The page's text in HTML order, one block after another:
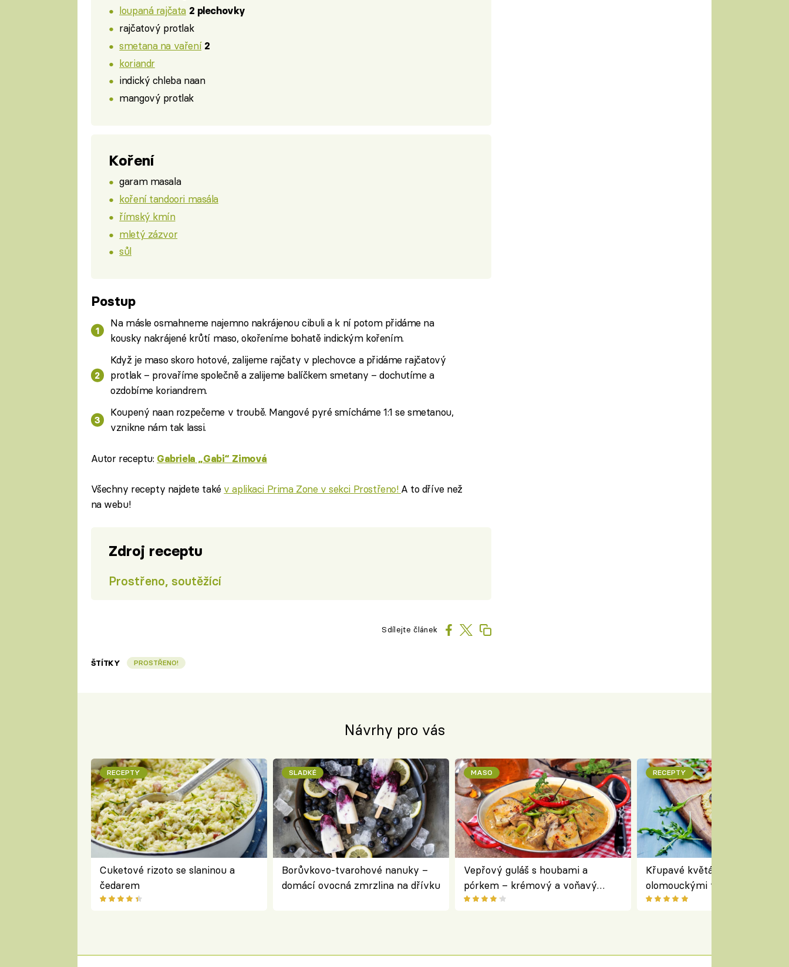
loupaná rajčata 2 plechovky
rajčatový protlak
smetana na vaření 2
koriandr
indický chleba naan
mangový protlak
Koření
garam masala
koření tandoori masála
římský kmín
mletý zázvor
sůl
Postup
Na másle osmahneme najemno nakrájenou cibuli a k ní potom přidáme na
kousky nakrájené krůtí maso, okořeníme bohatě indickým kořením.
Když je maso skoro hotové, zalijeme rajčaty v plechovce a přidáme rajčatový
protlak – provaříme společně a zalijeme balíčkem smetany – dochutíme a
ozdobíme koriandrem.
Koupený naan rozpečeme v troubě. Mangové pyré smícháme 1:1 se smetanou,
vznikne nám tak lassi.
Autor receptu: Gabriela „Gabi“ Zimová
Všechny recepty najdete také v aplikaci Prima Zone v sekci Prostřeno! A to dříve než
na webu!
Zdroj receptu
Prostřeno, soutěžící
Sdílejte článek
ŠTÍTKY PROSTŘENO!
Návrhy pro vás
RECEPTY
Cuketové rizoto se slaninou a
čedarem
SLADKÉ
Borůvkovo-tvarohové nanuky –
domácí ovocná zmrzlina na dřívku
MASO
Vepřový guláš s houbami a
pórkem – krémový a voňavý
pokrm z jednoho hrnce
RECEPTY
Křupavé květákové minipizzy
olomouckými tvarůžky:
bezlepkový oběd s typicky